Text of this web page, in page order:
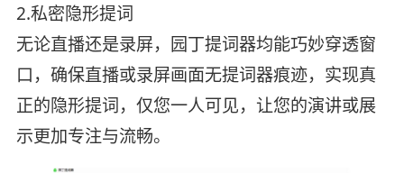
2.私密隐形提词
无论直播还是录屏，园丁提词器均能巧妙穿透窗
口，确保直播或录屏画面无提词器痕迹，实现真
正的隐形提词，仅您一人可见，让您的演讲或展
示更加专注与流畅。